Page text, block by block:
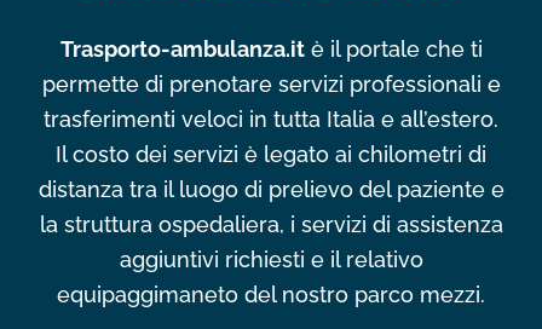
Trasporto-ambulanza.itè il portale che ti
permette di prenotare servizi professionali e
trasferimenti veloci in tutta Italia e all’estero.
Il costo dei servizi è legato ai chilometri di
distanza tra il luogo di prelievo del paziente e
la struttura ospedaliera, i servizi di assistenza
aggiuntivi richiesti e il relativo
equipaggimaneto del nostro parco mezzi.